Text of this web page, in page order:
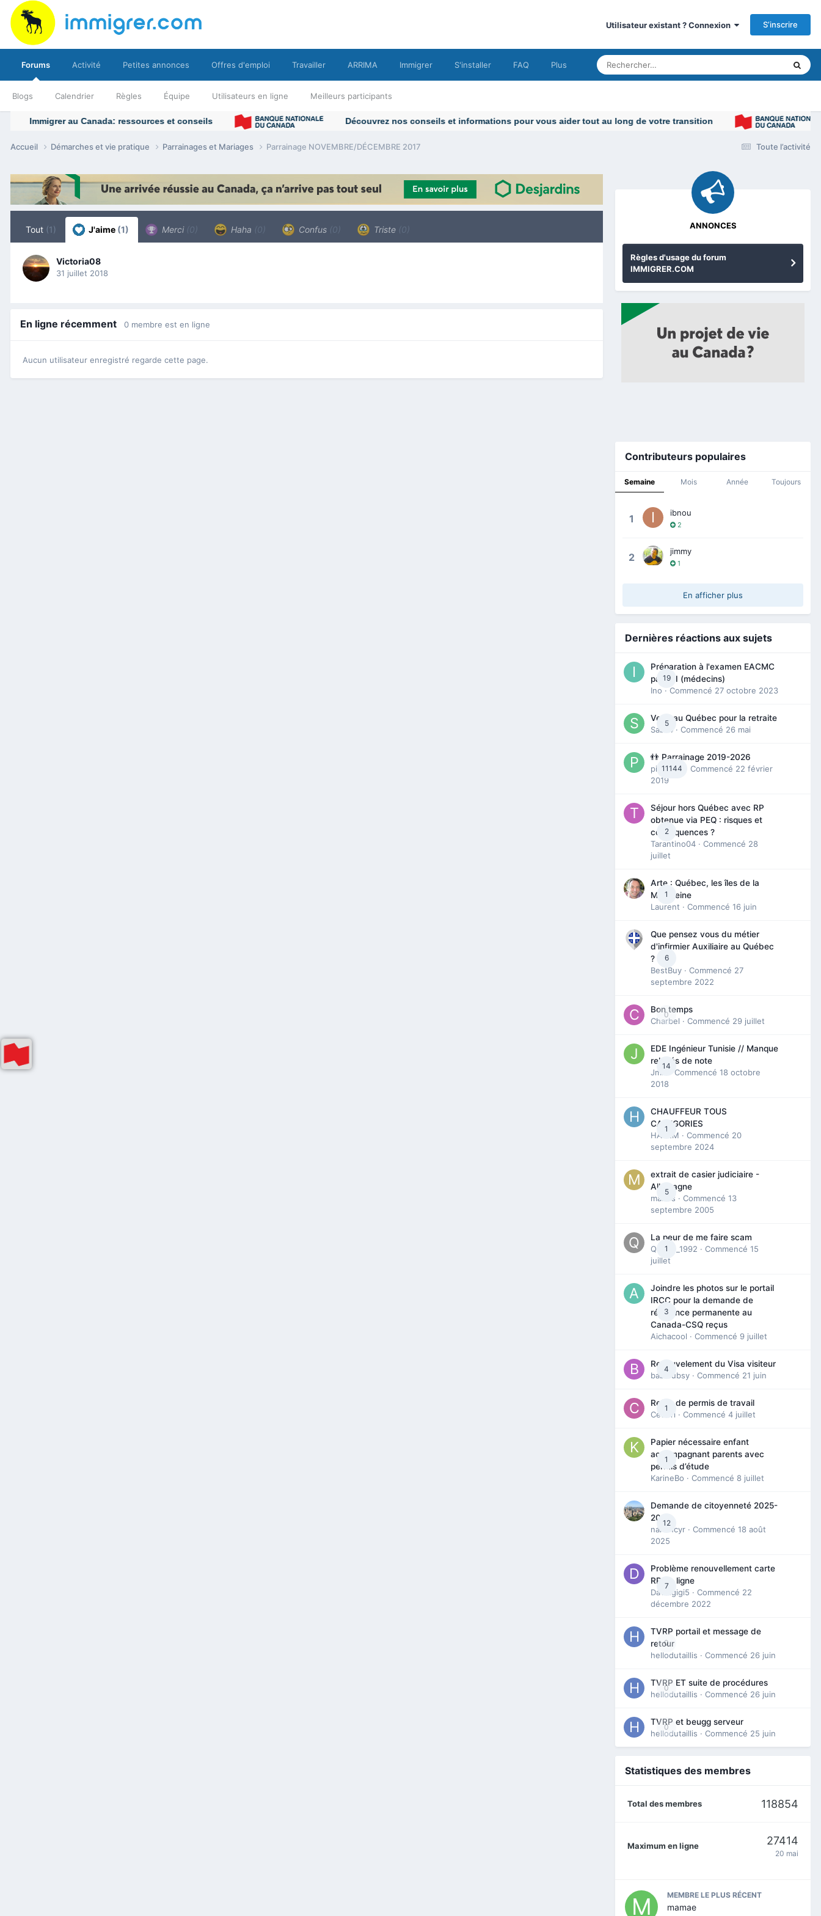
Utilisateur existant ? Connexion S’inscrire
Forums
Blogs Calendrier Règles Équipe Utilisateurs en ligne Meilleurs participants
Activité Petites annonces Offres d'emploi Travailler ARRIMA Immigrer S'installer FAQ Plus
Toute l’activité
Accueil Démarches et vie pratique Parrainages et Mariages Parrainage NOVEMBRE/DÉCEMBRE 2017
Tout (1) J'aime (1) Merci (0) Haha (0) Confus (0) Triste (0)
Victoria08
31 juillet 2018
En ligne récemment 0 membre est en ligne
Aucun utilisateur enregistré regarde cette page.
ANNONCES
Règles d'usage du forum
IMMIGRER.COM
Contributeurs populaires
Semaine Mois Année Toujours
1 ibnou
2
2 jimmy
1
En afficher plus
Dernières réactions aux sujets
19
Préparation à l'examen EACMC
partie I (médecins)
Ino · Commencé 27 octobre 2023
5
Venir au Québec pour la retraite
Sab74 · Commencé 26 mai
11144
👬 Parrainage 2019-2026
piinoush
· Commencé 22 février
2019
2
Séjour hors Québec avec RP
obtenue via PEQ : risques et
conséquences ?
Tarantino04 · Commencé 28
juillet
1
Arte : Québec, les îles de la
Madeleine
Laurent · Commencé 16 juin
6
Que pensez vous du métier
d'infirmier Auxiliaire au Québec
?
BestBuy · Commencé 27
septembre 2022
0
Bon temps
Charbel · Commencé 29 juillet
14
EDE Ingénieur Tunisie // Manque
relevés de note
Jmili
· Commencé 18 octobre
2018
1
CHAUFFEUR TOUS
CATEGORIES
HAZEM · Commencé 20
septembre 2024
5
extrait de casier judiciaire -
Allemagne
maries · Commencé 13
septembre 2005
1
La peur de me faire scam
Queen_1992 · Commencé 15
juillet
3
Joindre les photos sur le portail
IRCC pour la demande de
résidence permanente au
Canada-CSQ reçus
Aichacool · Commencé 9 juillet
4
Renouvelement du Visa visiteur
babibubsy · Commencé 21 juin
1
Refus de permis de travail
Cedbri · Commencé 4 juillet
1
Papier nécessaire enfant
accompagnant parents avec
permis d’étude
KarineBo · Commencé 8 juillet
12
Demande de citoyenneté 2025-
2026
nanancyr · Commencé 18 août
2025
7
Problème renouvellement carte
RP en ligne
Davidgigi5 · Commencé 22
décembre 2022
0
TVRP portail et message de
retour
hellodutaillis · Commencé 26 juin
0
TVRP ET suite de procédures
hellodutaillis · Commencé 26 juin
0
TVRP et beugg serveur
hellodutaillis · Commencé 25 juin
Statistiques des membres
Total des membres 118854
Maximum en ligne 27414
20 mai
MEMBRE LE PLUS RÉCENT
mamae